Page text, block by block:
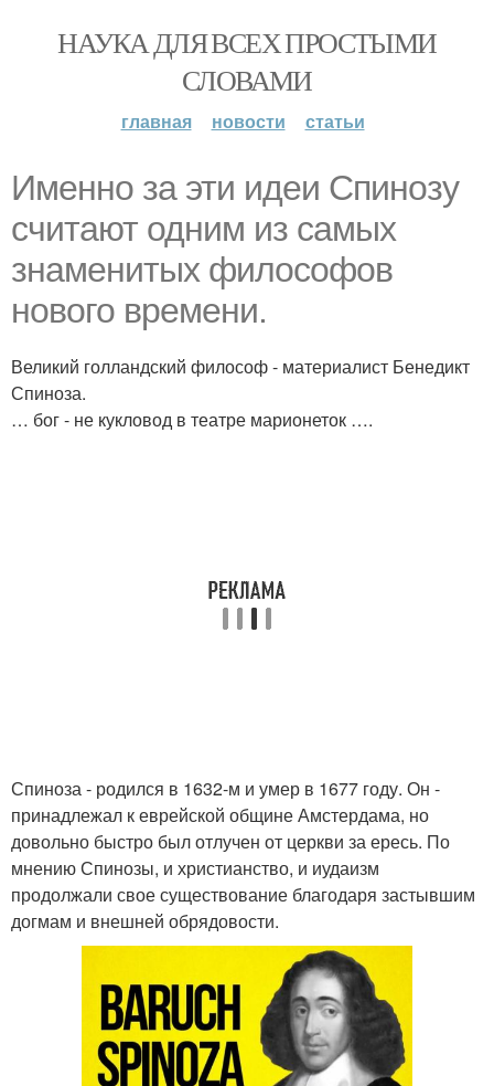
НАУКА ДЛЯ ВСЕХ ПРОСТЫМИ
СЛОВАМИ
главная новости статьи
Именно за эти идеи Спинозу
считают одним из самых
знаменитых философов
нового времени.
Великий голландский философ - материалист Бенедикт
Спиноза.
… бог - не кукловод в театре марионеток ….
Спиноза - родился в 1632-м и умер в 1677 году. Он -
принадлежал к еврейской общине Амстердама, но
довольно быстро был отлучен от церкви за ересь. По
мнению Спинозы, и христианство, и иудаизм
продолжали свое существование благодаря застывшим
догмам и внешней обрядовости.